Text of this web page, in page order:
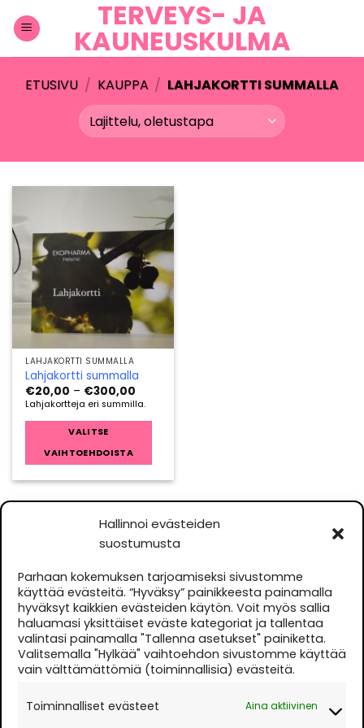
Hallinnoi evästeiden
suostumusta
Parhaan kokemuksen tarjoamiseksi sivustomme
käyttää evästeitä. “Hyväksy” painikkeesta painamalla
hyväksyt kaikkien evästeiden käytön. Voit myös sallia
haluamasi yksittäiset eväste kategoriat ja tallentaa
valintasi painamalla "Tallenna asetukset" painiketta.
Valitsemalla "Hylkää" vaihtoehdon sivustomme käyttää
vain välttämättömiä (toiminnallisia) evästeitä.
Toiminnalliset evästeet Aina aktiivinen
TERVEYS- JA
KAUNEUSKULMA
ETUSIVU / KAUPPA / LAHJAKORTTI SUMMALLA
LAHJAKORTTI SUMMALLA
Lahjakortti summalla
€20,00 – €300,00
€20,00
-
€300,00
Lahjakortteja eri summilla.
VALITSE
VAIHTOEHDOISTA
on
tehdä
valinnat
tuotteen
sivulla.
Terveys- ja Kauneuskulma Ky
Hallituskatu 30 B 3, 90100 Oulu
Kauneushoitola044 5691850
Parturi-kampaamo 0400 664686
Auki ma-to 10.30-18.00 ja pe 10.30-17.00 tai